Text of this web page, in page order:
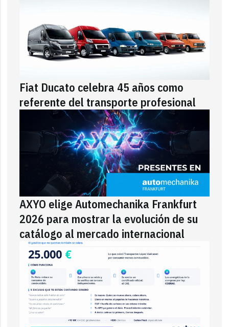
Fiat Ducato celebra 45 años como
referente del transporte profesional
AXYO elige Automechanika Frankfurt
2026 para mostrar la evolución de su
catálogo al mercado internacional